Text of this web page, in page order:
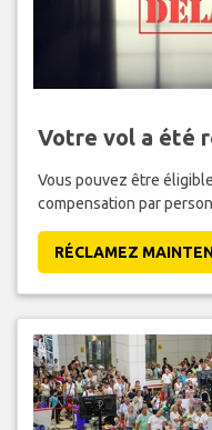
Votre vol a été
Vous pouvez être
compensation par
RÉCLAMEZ